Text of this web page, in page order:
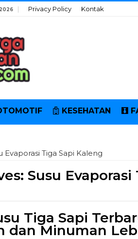
Privacy Policy Kontak
KESEHATAN
Evaporasi Tiga Sapi Kaleng
Susu Evaporasi
Tiga Sapi
dan Minuman